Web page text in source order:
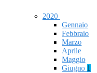
2020
Gennaio
Febbraio
Marzo
Aprile
Maggio
Giugno 1